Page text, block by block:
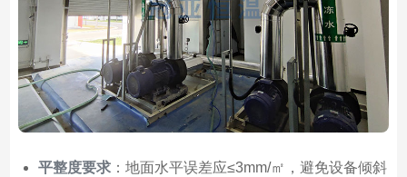
平整度要求：地面水平误差应≤3mm/㎡，避免设备倾斜